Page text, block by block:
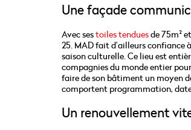
Une façade
Avec sestoiles tenduesde 75m²
25. MAD fait d’ailleurs confiance
saison culturelle. Ce lieu est
compagnies du monde entier
faire de son bâtiment un moyen
comportent programmation,
Un renouvellement